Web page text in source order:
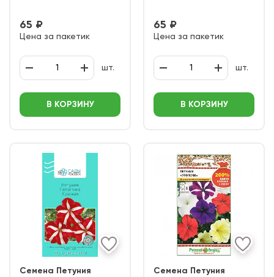
65 ₽
Цена за пакетик
шт.
В КОРЗИНУ
65 ₽
Цена за пакетик
шт.
В КОРЗИНУ
Семена Петуния
Семена Петуния